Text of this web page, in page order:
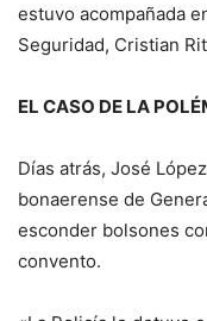
estuvo acompañada
Seguridad, Cristian
EL CASO DE LA
Días atrás, José
bonaerense de
esconder bolsones
convento.